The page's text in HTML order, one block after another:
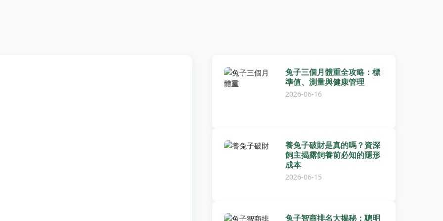
兔子三個月體重全攻略：標
準值、測量與健康管理
2026-06-16
養兔子破財是真的嗎？資深
飼主揭露飼養前必知的隱形
成本
2026-06-15
兔子智商排名大揭秘：聰明